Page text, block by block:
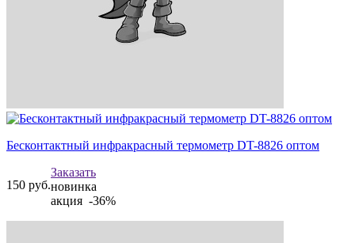
Бесконтактный инфракрасный термометр DT-8826 оптом
150 руб.
Заказать
новинка
акция -36%